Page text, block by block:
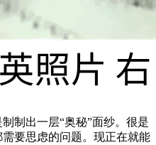
制出一层“奥秘”面纱。很是
要思虑的问题。现正在就能